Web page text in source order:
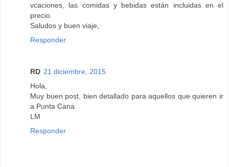
vcaciones, las comidas y bebidas están incluidas en el
precio.
Saludos y buen viaje,
Responder
RD 21 diciembre, 2015
Hola,
Muy buen post, bien detallado para aquellos que quieren ir
a Punta Cana.
LM
Responder